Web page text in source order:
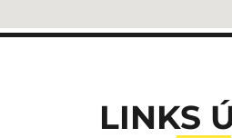
LINKS